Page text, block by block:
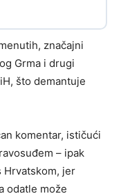
značajni
Grma i drugi
što demantuje
komentar, ističući
– ipak
Hrvatskom, jer
odatle može